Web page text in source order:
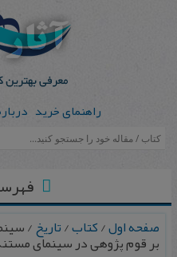
راهنمای خرید
صفحه اول/کتاب/تاریخ/
ب‍ر ق‍وم‌ پ‍ژوه‍ی‌ در س‍ی‍ن‍م‍ای‌